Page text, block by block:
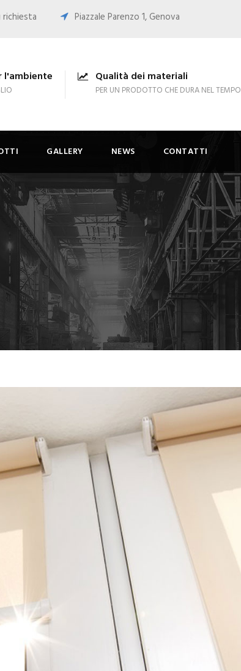
richiesta Piazzale Parenzo 1, Genova
l'ambiente Qualità dei materiali
PER UN PRODOTTO CHE DURA NEL TEMPO
GALLERY NEWS CONTATTI